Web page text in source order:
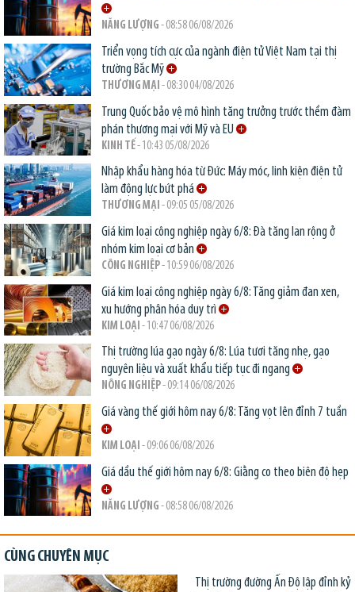
NĂNG LƯỢNG - 08:58 06/08/2026
Triển vọng tích cực của ngành điện tử Việt Nam tại thị
trường Bắc Mỹ
THƯƠNG MẠI - 08:30 04/08/2026
Trung Quốc bảo vệ mô hình tăng trưởng trước thềm đàm
phán thương mại với Mỹ và EU
KINH TẾ- 10:43 05/08/2026
Nhập khẩu hàng hóa từ Đức: Máy móc, linh kiện điện tử
làm động lực bứt phá
THƯƠNG MẠI - 09:05 05/08/2026
Giá kim loại công nghiệp ngày 6/8: Đà tăng lan rộng ở
nhóm kim loại cơ bản
CÔNG NGHIỆP- 10:59 06/08/2026
Giá kim loại công nghiệp ngày 6/8: Tăng giảm đan xen,
xu hướng phân hóa duy trì
KIM LOẠI - 10:47 06/08/2026
Thị trường lúa gạo ngày 6/8: Lúa tươi tăng nhẹ, gạo
nguyên liệu và xuất khẩu tiếp tục đi ngang
NÔNG NGHIỆP- 09:14 06/08/2026
Giá vàng thế giới hôm nay 6/8: Tăng vọt lên đỉnh 7 tuần
KIM LOẠI - 09:06 06/08/2026
Giá dầu thế giới hôm nay 6/8: Giằng co theo biên độ hẹp
NĂNG LƯỢNG - 08:58 06/08/2026
CÙNG CHUYÊN MỤC
Thị trường đường Ấn Độ lập đỉnh kỷ